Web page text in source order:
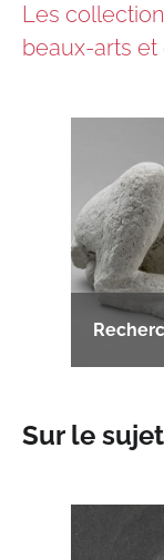
Les
beaux-arts
Sur le